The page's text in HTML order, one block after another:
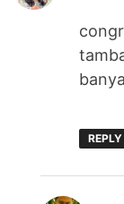
REPLY